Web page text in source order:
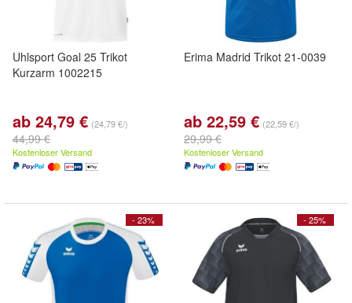
Uhlsport Goal 25 Trikot
Kurzarm 1002215
ab 24,79 € (24,79 €/)
44,99 €
Kostenloser Versand
Erima Madrid Trikot 21-0039
ab 22,59 € (22,59 €/)
29,99 €
Kostenloser Versand
- 23% - 25%